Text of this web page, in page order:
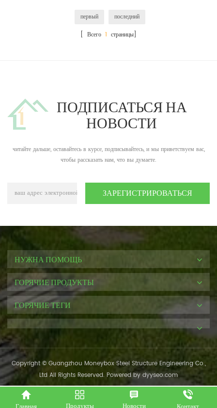
первый
последний
[ Всего 1 страницы]
ПОДПИСАТЬСЯ НА
НОВОСТИ
читайте дальше, оставайтесь в курсе, подписывайтесь, и мы приветствуем вас,
чтобы рассказать нам, что вы думаете.
НУЖНА ПОМОЩЬ
ГОРЯЧИЕ ПРОДУКТЫ
ГОРЯЧИЕ ТЕГИ
Copyright © Guangzhou Moneybox Steel Structure Engineering Co.,
Ltd All Rights Reserved. Powered bydyyseo.com